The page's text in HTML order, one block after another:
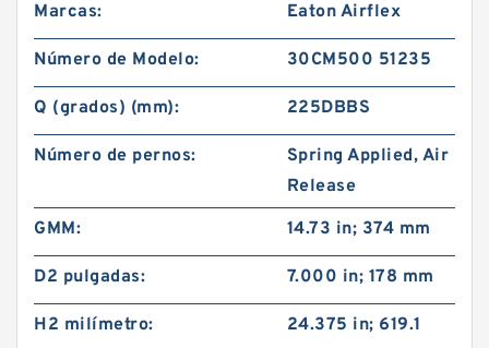
Marcas: Eaton Airflex
Número de Modelo: 30CM500 51235
Q (grados) (mm): 225DBBS
Número de pernos:
Spring Applied, Air
Release
GMM:
14.73 in; 374 mm
D2 pulgadas: 7.000 in; 178 mm
H2 milímetro:
24.375 in; 619.1